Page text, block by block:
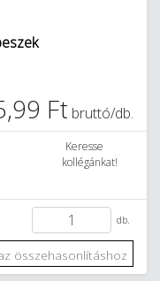
Ft bruttó/db.
Keresse
kollégánkat!
db.
összehasonlításhoz